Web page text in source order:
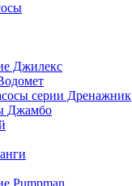
Джилекс
серии Дренажник
Джамбо
Pumpman